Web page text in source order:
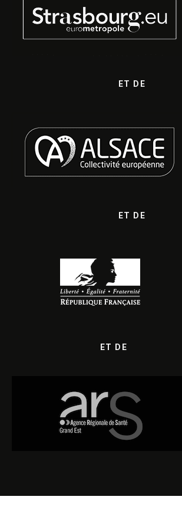
ET DE
ET DE
ET DE